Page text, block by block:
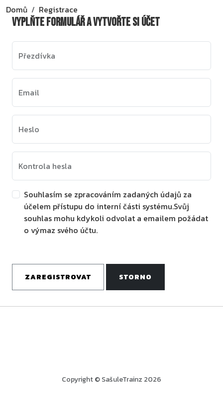
Domů Registrace
Vyplňte formulář a vytvořte si účet
Přezdívka
Email
Heslo
Kontrola hesla
Souhlasím se zpracováním zadaných údajů za
účelem přístupu do interní části systému.Svůj
souhlas mohu kdykoli odvolat a emailem požádat
o výmaz svého účtu.
Copyright © SašuleTrainz 2026